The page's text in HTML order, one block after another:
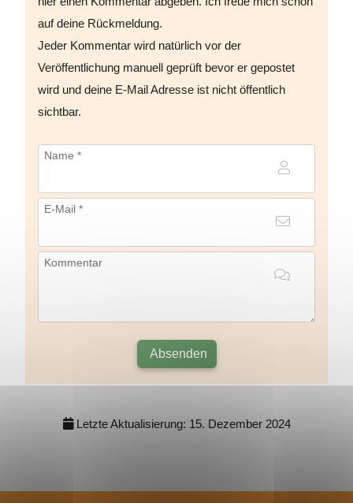
auf deine Rückmeldung.
Jeder Kommentar wird natürlich vor der
Veröffentlichung manuell geprüft bevor er gepostet
wird und deine E-Mail Adresse ist nicht öffentlich
sichtbar.
Name *
E-Mail *
Kommentar
Absenden
Letzte Aktualisierung: 15. Dezember 2024